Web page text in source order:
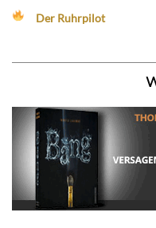
Der Ruhrpilot